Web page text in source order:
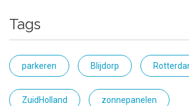
Tags
parkeren Blijdorp
ZuidHolland zonnepanelen